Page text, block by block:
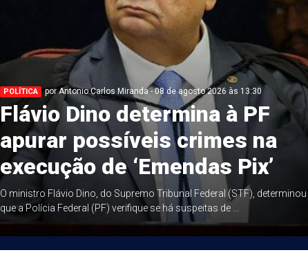
POLÍTICA por Antonio Carlos Miranda - 08 de agosto 2026 às 13:30
Flávio Dino determina à PF
apurar possíveis crimes na
execução de ‘Emendas Pix’
O ministro Flávio Dino, do Supremo Tribunal Federal (STF), determinou
que a Polícia Federal (PF) verifique se há suspeitas de ...